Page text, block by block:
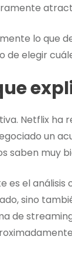
lo que
de elegir
Netflix ha
un
saben muy
es el
sino
de